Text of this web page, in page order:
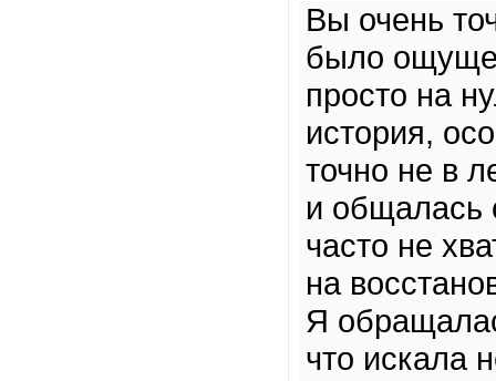
Вы очень
было
просто на
история,
точно не в
и общалась
часто не
на
Я
что искала